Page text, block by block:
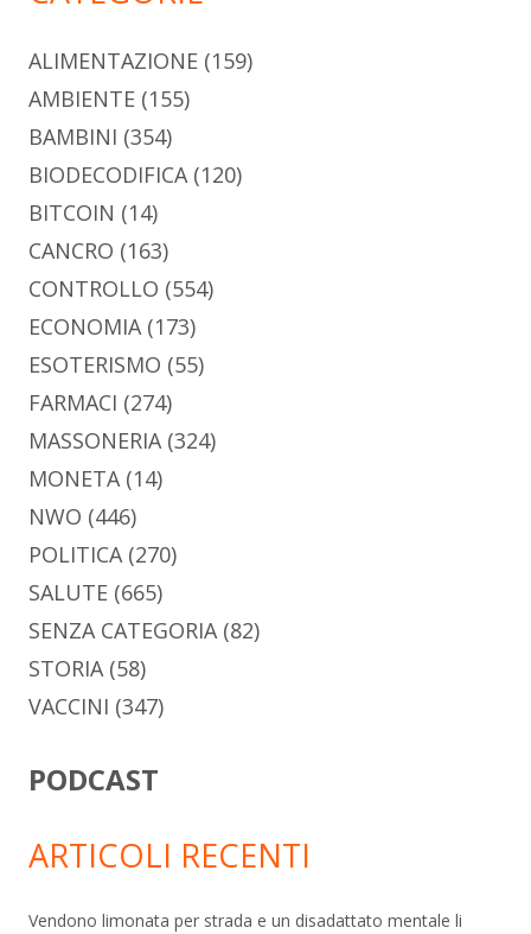
ALIMENTAZIONE (159)
AMBIENTE (155)
BAMBINI (354)
BIODECODIFICA(120)
BITCOIN (14)
CANCRO (163)
CONTROLLO (554)
ECONOMIA(173)
ESOTERISMO (55)
FARMACI (274)
MASSONERIA(324)
MONETA(14)
NWO (446)
POLITICA(270)
SALUTE (665)
SENZA CATEGORIA(82)
STORIA(58)
VACCINI (347)
PODCAST
ARTICOLI RECENTI
Vendono limonata per strada e un disadattato mentale li